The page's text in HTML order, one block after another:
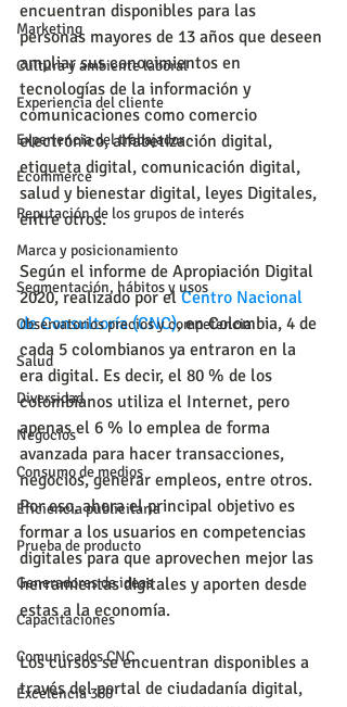
Marketing
Cultura y ambiente laboral
Experiencia del cliente
Experiencia del trabajador
Ecommerce
Reputación de los grupos de interés
Marca y posicionamiento
Segmentación, hábitos y usos
Observatorios precios y competencia
Salud
Diversidad
Negocios
Consumo de medios
Eficiencia publicitaria
Prueba de producto
Generadores de ideas
Capacitaciones
Comunicados CNC
Excelencia 360
encuentran disponibles para las
personas mayores de 13 años que deseen
ampliar sus conocimientos en
tecnologías de la información y
comunicaciones como comercio
electrónico, alfabetización digital,
etiqueta digital, comunicación digital,
salud y bienestar digital, leyes Digitales,
entre otros.
Según el informe de Apropiación Digital
2020, realizado por el Centro Nacional
de Consultoría (CNC), en Colombia, 4 de
cada 5 colombianos ya entraron en la
era digital. Es decir, el 80 % de los
colombianos utiliza el Internet, pero
apenas el 6 % lo emplea de forma
avanzada para hacer transacciones,
negocios, generar empleos, entre otros.
Por eso, ahora el principal objetivo es
formar a los usuarios en competencias
digitales para que aprovechen mejor las
herramientas digitales y aporten desde
estas a la economía.
Los cursos se encuentran disponibles a
través del portal de ciudadanía digital,